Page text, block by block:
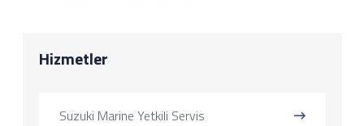
Hizmetler
Suzuki Marine Yetkili Servis